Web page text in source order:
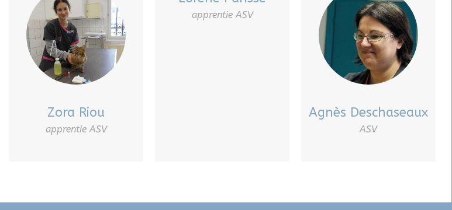
Zora Riou
apprentie ASV
apprentie ASV
Agnès Deschaseaux
ASV